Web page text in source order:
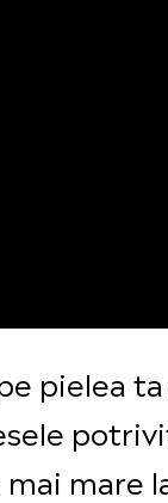
pielea
mare